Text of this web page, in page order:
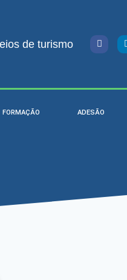
de turismo
FORMAÇÃO ADESÃO